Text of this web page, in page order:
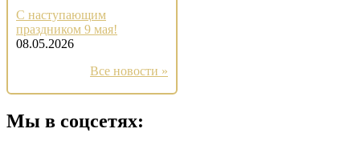
С наступающим
праздником 9 мая!
08.05.2026
Все новости »
Мы в соцсетях: